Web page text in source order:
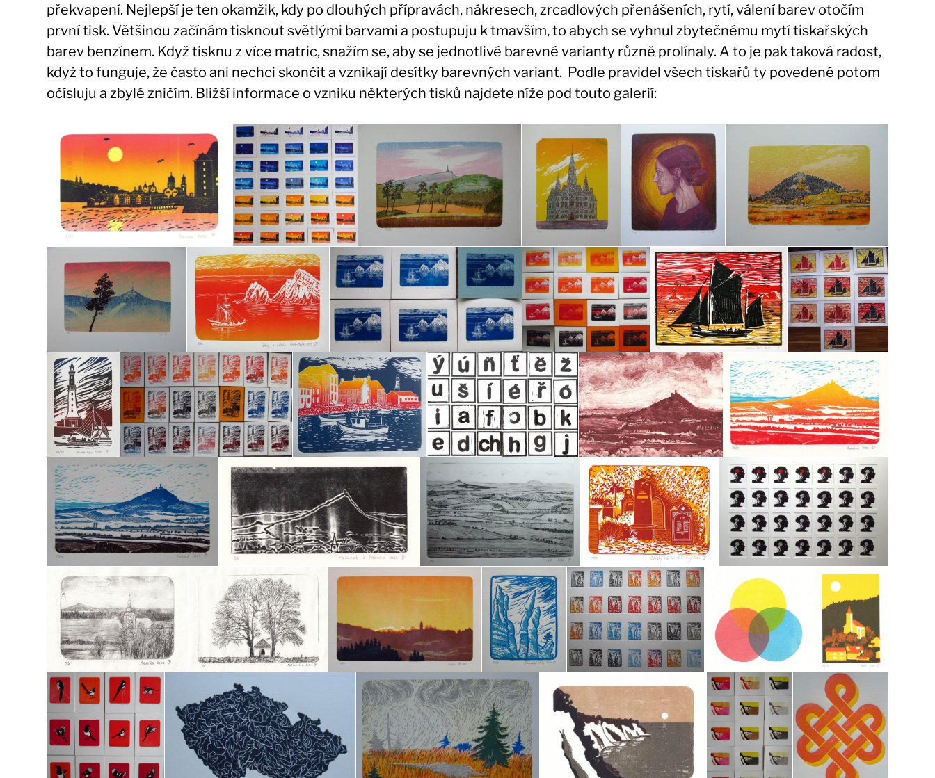
překvapení. Nejlepší je ten okamžik, kdy po dlouhých přípravách, nákresech, zrcadlových přenášeních, rytí, válení barev otočím
první tisk. Většinou začínám tisknout světlými barvami a postupuju k tmavším, to abych se vyhnul zbytečnému mytí tiskařských
barev benzínem. Když tisknu z více matric, snažím se, aby se jednotlivé barevné varianty různě prolínaly. A to je pak taková radost,
když to funguje, že často ani nechci skončit a vznikají desítky barevných variant. Podle pravidel všech tiskařů ty povedené potom
očísluju a zbylé zničím. Bližší informace o vzniku některých tisků najdete níže pod touto galerií: